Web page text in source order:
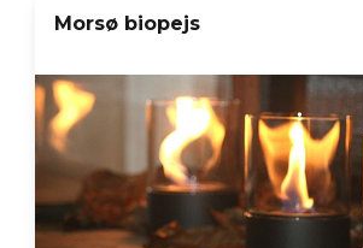
Morsø biopejs